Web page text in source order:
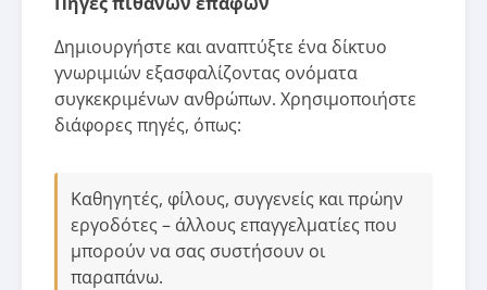
Δημιουργήστε και αναπτύξτε ένα δίκτυο
γνωριμιών εξασφαλίζοντας ονόματα
συγκεκριμένων ανθρώπων. Χρησιμοποιήστε
διάφορες πηγές, όπως:
Καθηγητές, φίλους, συγγενείς και πρώην
εργοδότες – άλλους επαγγελματίες που
μπορούν να σας συστήσουν οι
παραπάνω.